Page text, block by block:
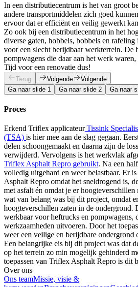
In een distributiecentrum is het van groot
andere transportmiddelen zich goed
ervoor dat er efficiënt en veilig gewerkt
Zo ook bij een distributiecentrum in het
diverse gaten, hobbels, bobbels en rafeling
voor een slecht berijdbaar werkterrein. De
pompwagens die daar aan het werk
Tijd voor een renovatie dus!
Terug Volgende
Volgende
Ga naar slide 1
Ga naar slide 2 Ga naar
Proces
Erkend Triflex applicateurTissink
(TSA) is hier mee aan de slag gegaan.
delen schoongemaakt en daarna zijn de
verwijderd. Vervolgens is het werkvlak
Triflex Asphalt Repro gebruikt. Na een
volledig uitgehard en weer belastbaar. Er
Asphalt Repro omdat het sneldrogend is,
met asfalt én omdat je er
wat van belang was bij dit project, omdat
hoogteverschillen zaten in de ondergrond.
werkbaar voor heftrucks en pompwagens,
werkzaamheden uitvoeren. Door het
weer een veilige en berijdbare ondergrond
Een belangrijke eis bij dit project was dat
op het terrein zo min mogelijk gehinderd
toepassen van Triflex Asphalt Repro is dit
Over ons
Ons teamMissie, visie &